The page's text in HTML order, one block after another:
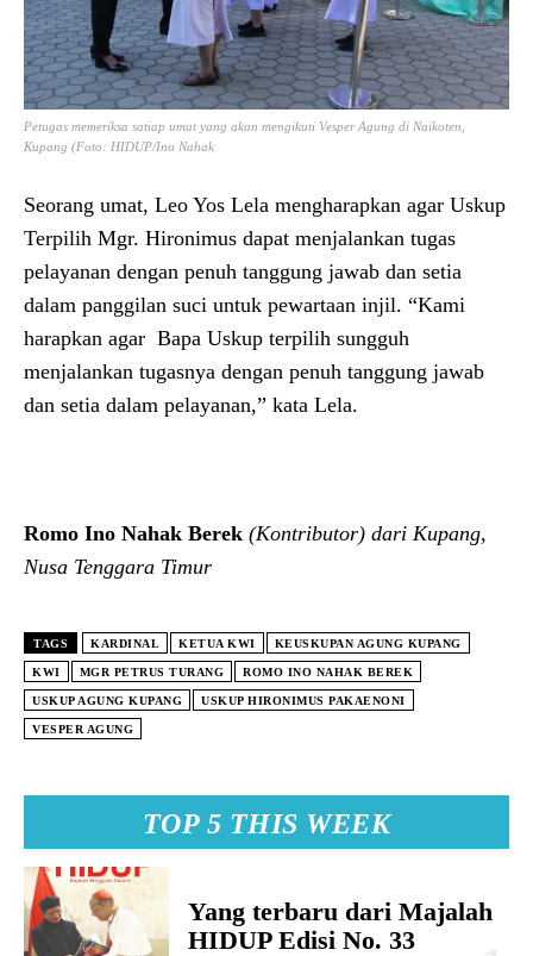
TOP 5 THIS WEEK
Yang terbaru dari Majalah
HIDUP Edisi No. 33
Petugas memeriksa satiap umat yang akan mengikuti Vesper Agung di Naikoten,
Kupang (Foto: HIDUP/Ino Nahak
Seorang umat, Leo Yos Lela mengharapkan agar Uskup
Terpilih Mgr. Hironimus dapat menjalankan tugas
pelayanan dengan penuh tanggung jawab dan setia
dalam panggilan suci untuk pewartaan injil. “Kami
harapkan agar Bapa Uskup terpilih sungguh
menjalankan tugasnya dengan penuh tanggung jawab
dan setia dalam pelayanan,” kata Lela.
Romo Ino Nahak Berek (Kontributor) dari Kupang,
Nusa Tenggara Timur
TAGS KARDINAL KETUA KWI KEUSKUPAN AGUNG KUPANG
KWI MGR PETRUS TURANG ROMO INO NAHAK BEREK
USKUP AGUNG KUPANG USKUP HIRONIMUS PAKAENONI
VESPER AGUNG